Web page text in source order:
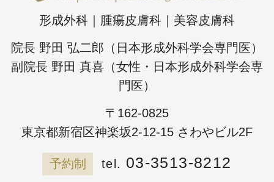
形成外科｜腫瘍皮膚科｜美容皮膚科
院長 野田 弘二郎（日本形成外科学会専門医）
副院長 野田 真喜（女性・日本形成外科学会専
門医）
〒162-0825
東京都新宿区神楽坂2-12-15 さわやビル2F
予約制 03-3513-8212